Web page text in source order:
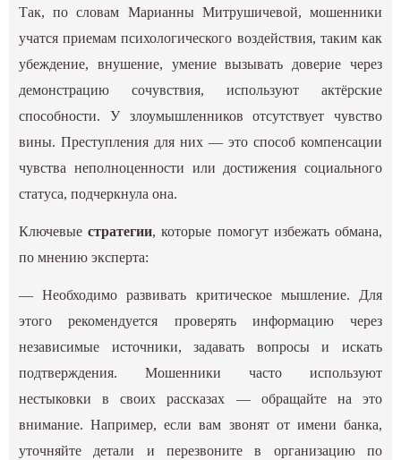
Так, по словам Марианны Митрушичевой, мошенники
учатся приемам психологического воздействия, таким как
убеждение, внушение, умение вызывать доверие через
демонстрацию сочувствия, используют актёрские
способности. У злоумышленников отсутствует чувство
вины. Преступления для них — это способ компенсации
чувства неполноценности или достижения социального
статуса, подчеркнула она.
Ключевыестратегии, которые помогут избежать обмана,
по мнению эксперта:
— Необходимо развивать критическое мышление. Для
этого рекомендуется проверять информацию через
независимые источники, задавать вопросы и искать
подтверждения. Мошенники часто используют
нестыковки в своих рассказах — обращайте на это
внимание. Например, если вам звонят от имени банка,
уточняйте детали и перезвоните в организацию по